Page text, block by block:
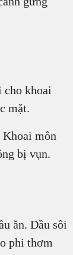
cho khoai
mặt.
Khoai môn
bị vụn.
ăn. Dầu sôi
phi thơm